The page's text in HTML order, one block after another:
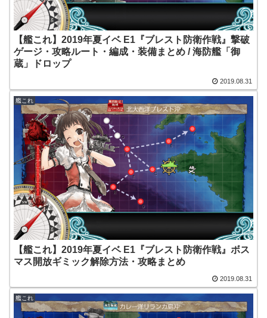
【艦これ】2019年夏イベ E1『ブレスト防衛作戦』撃破
ゲージ・攻略ルート・編成・装備まとめ / 海防艦「御
蔵」ドロップ
2019.08.31
艦これ
【艦これ】2019年夏イベ E1『ブレスト防衛作戦』ボス
マス開放ギミック解除方法・攻略まとめ
2019.08.31
艦これ